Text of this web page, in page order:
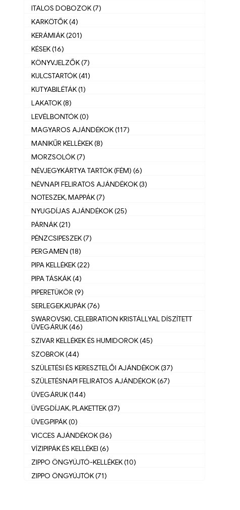
ITALOS DOBOZOK (7)
KARKÖTŐK (4)
KERÁMIÁK (201)
KÉSEK (16)
KÖNYVJELZŐK (7)
KULCSTARTÓK (41)
KUTYABILÉTÁK (1)
LAKATOK (8)
LEVÉLBONTÓK (0)
MAGYAROS AJÁNDÉKOK (117)
MANIKŰR KELLÈKEK (8)
MORZSOLÓK (7)
NÉVJEGYKÁRTYA TARTÓK (FÉM) (6)
NÉVNAPI FELIRATOS AJÁNDÉKOK (3)
NOTESZEK, MAPPÁK (7)
NYUGDÍJAS AJÁNDÉKOK (25)
PÁRNÁK (21)
PÉNZCSIPESZEK (7)
PERGAMEN (18)
PIPA KELLÉKEK (22)
PIPA TÁSKÁK (4)
PIPERETÜKÖR (9)
SERLEGEK,KUPÁK (76)
SWAROVSKI, CELEBRATION KRISTÁLLYAL DÍSZÍTETT
ÜVEGÁRUK (46)
SZIVAR KELLÉKEK ÉS HUMIDOROK (45)
SZOBROK (44)
SZÜLETÉSI ÉS KERESZTELŐI AJÁNDÉKOK (37)
SZÜLETÉSNAPI FELIRATOS AJÁNDÉKOK (67)
ÜVEGÁRUK (144)
ÜVEGDÍJAK, PLAKETTEK (37)
ÜVEGPIPÁK (0)
VICCES AJÁNDÉKOK (36)
VÍZIPIPÁK ÉS KELLÉKEI (6)
ZIPPO ÖNGYÚJTÓ-KELLÉKEK (10)
ZIPPO ÖNGYÚJTÓK (71)